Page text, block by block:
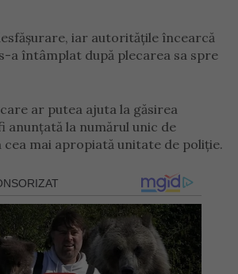
iar autoritățile încearcă
a întâmplat după plecarea sa spre
ar putea ajuta la găsirea
anunțată la numărul unic de
cea mai apropiată unitate de poliție.